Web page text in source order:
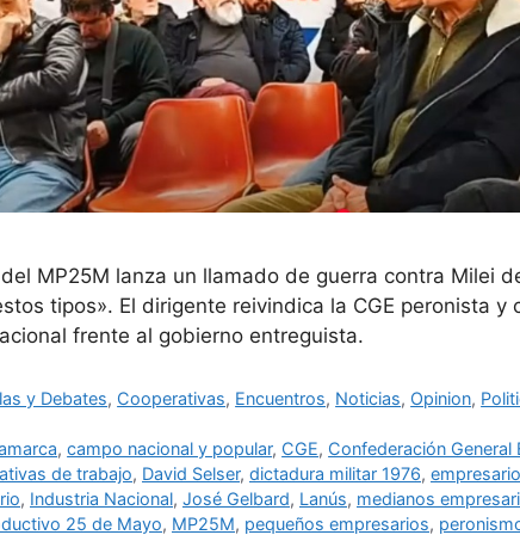
MP25M lanza un llamado de guerra contra Milei
tipos». El dirigente reivindica la CGE peronista y
frente al gobierno entreguista.
y Debates, Cooperativas, Encuentros, Noticias, Opinion,
,campo nacional y popular, CGE, Confederación General
de trabajo, David Selser, dictadura militar 1976,
, Industria Nacional, José Gelbard, Lanús, medianos
25 de Mayo, MP25M, pequeños empresarios,